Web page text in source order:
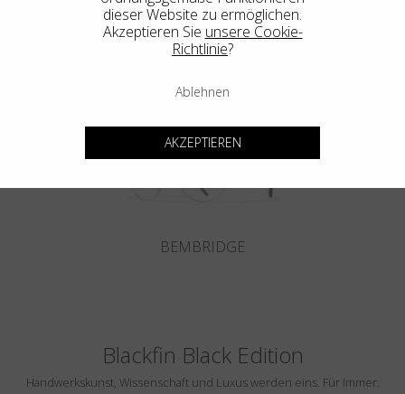
BEMBRIDGE
Blackfin Black Edition
Handwerkskunst, Wissenschaft und Luxus werden eins. Für Immer.
dieser Website zu ermöglichen.
Akzeptieren Sie unsere Cookie-
Richtlinie?
Ablehnen
AKZEPTIEREN